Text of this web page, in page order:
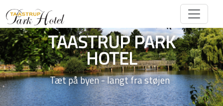
TAASTRUP PARK
HOTEL
Tæt på byen - langt fra støjen